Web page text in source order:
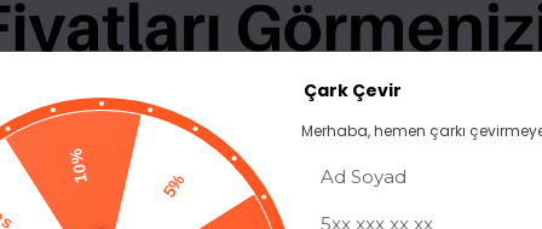
10%
5%
Pas
Çark Çevir
Merhaba, hemen çarkı